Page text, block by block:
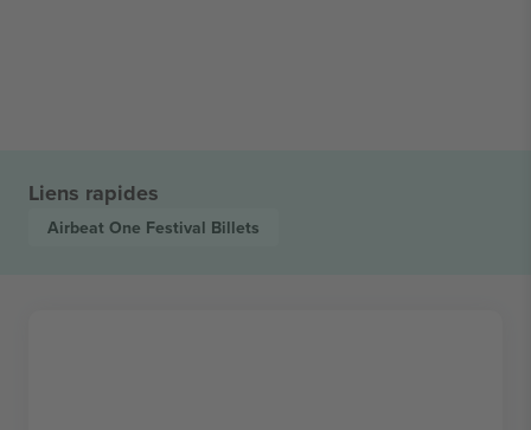
Liens rapides
Airbeat One Festival Billets